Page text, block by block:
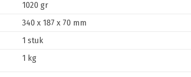
1020 gr
340 x 187 x 70 mm
1 stuk
1 kg